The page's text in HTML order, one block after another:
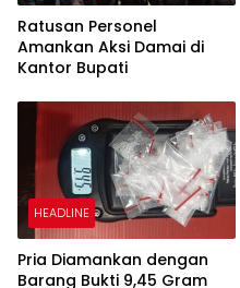
Ratusan Personel
Amankan Aksi Damai di
Kantor Bupati
HEADLINE
Pria Diamankan dengan
Barang Bukti 9,45 Gram